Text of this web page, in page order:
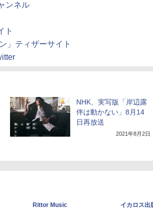
ンネル
ト
」ティザーサイト
NHK、実写版「岸辺露
伴は動かない」8月14
日再放送
2021年8月2日
Rittor Music
イカロス出